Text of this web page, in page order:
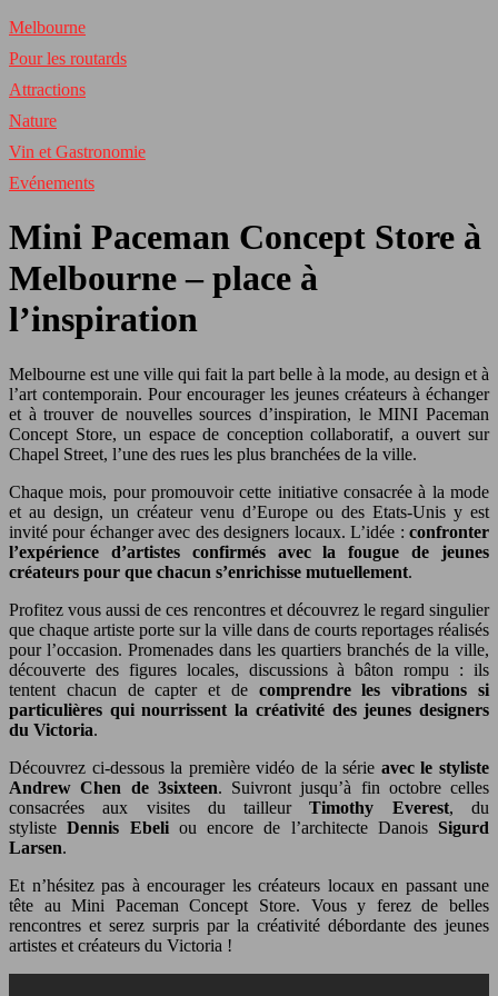
Melbourne
Pour les routards
Attractions
Nature
Vin et Gastronomie
Evénements
Mini Paceman Concept Store à
Melbourne – place à
l’inspiration
Melbourne est une ville qui fait la part belle à la mode, au design et à
l’art contemporain. Pour encourager les jeunes créateurs à échanger
et à trouver de nouvelles sources d’inspiration, le MINI Paceman
Concept Store, un espace de conception collaboratif, a ouvert sur
Chapel Street, l’une des rues les plus branchées de la ville.
Chaque mois, pour promouvoir cette initiative consacrée à la mode
et au design, un créateur venu d’Europe ou des Etats-Unis y est
invité pour échanger avec des designers locaux. L’idée : confronter
l’expérience d’artistes confirmés avec la fougue de jeunes
créateurs pour que chacun s’enrichisse mutuellement.
Profitez vous aussi de ces rencontres et découvrez le regard singulier
que chaque artiste porte sur la ville dans de courts reportages réalisés
pour l’occasion. Promenades dans les quartiers branchés de la ville,
découverte des figures locales, discussions à bâton rompu : ils
tentent chacun de capter et de comprendre les vibrations si
particulières qui nourrissent la créativité des jeunes designers
du Victoria.
Découvrez ci-dessous la première vidéo de la série avec le styliste
Andrew Chen de 3sixteen. Suivront jusqu’à fin octobre celles
consacrées aux visites du tailleurTimothy Everest, du
stylisteDennis Ebeliou encore de l’architecte Danois Sigurd
Larsen.
Et n’hésitez pas à encourager les créateurs locaux en passant une
tête au Mini Paceman Concept Store. Vous y ferez de belles
rencontres et serez surpris par la créativité débordante des jeunes
artistes et créateurs du Victoria !